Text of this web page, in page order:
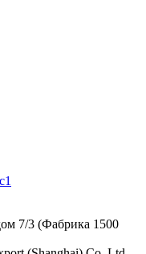
7/3 (Фабрика 1500